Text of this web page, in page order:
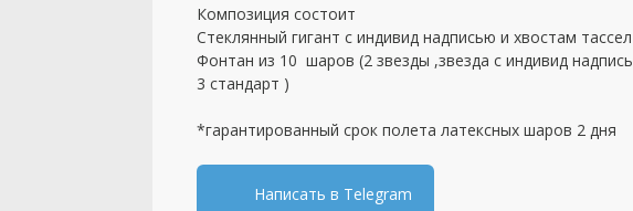
Композиция состоит
Стеклянный гигант с индивид надписью и хвостам тассел
Фонтан из 10 шаров (2 звезды ,звезда с индивид
3 стандарт )
*гарантированный срок полета латексных шаров 2 дня
Написать в Telegram